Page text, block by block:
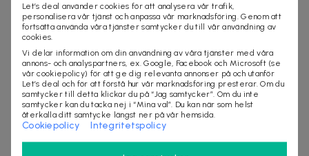
Leveranstid: 1-3 arbetsdagar
Säljes av
Nordmagasinet.com
Organisationsnummer:556905-5238
Let’s deal använder cookies för att analysera vår trafik,
personalisera vår tjänst och anpassa vår marknadsföring. Genom att
fortsätta använda våra tjänster samtycker du till vår användning av
cookies.
Vi delar information om din användning av våra tjänster med våra
annons- och analyspartners, ex. Google, Facebook och Microsoft (se
vår cookiepolicy) för att ge dig relevanta annonser på och utanför
Let’s deal och för att förstå hur vår marknadsföring presterar. Om du
samtycker till detta klickar du på “Jag samtycker”. Om du inte
samtycker kan du tacka nej i “Mina val”. Du kan när som helst
återkalla ditt samtycke längst ner på vår hemsida.
Cookiepolicy Integritetspolicy